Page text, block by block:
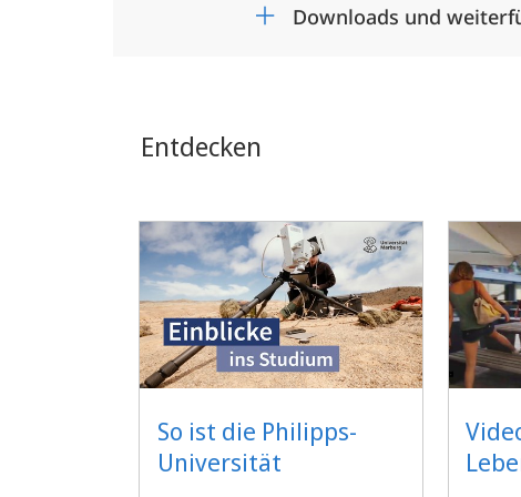
Downloads und
Entdecken
So ist die Philipps-
Universität